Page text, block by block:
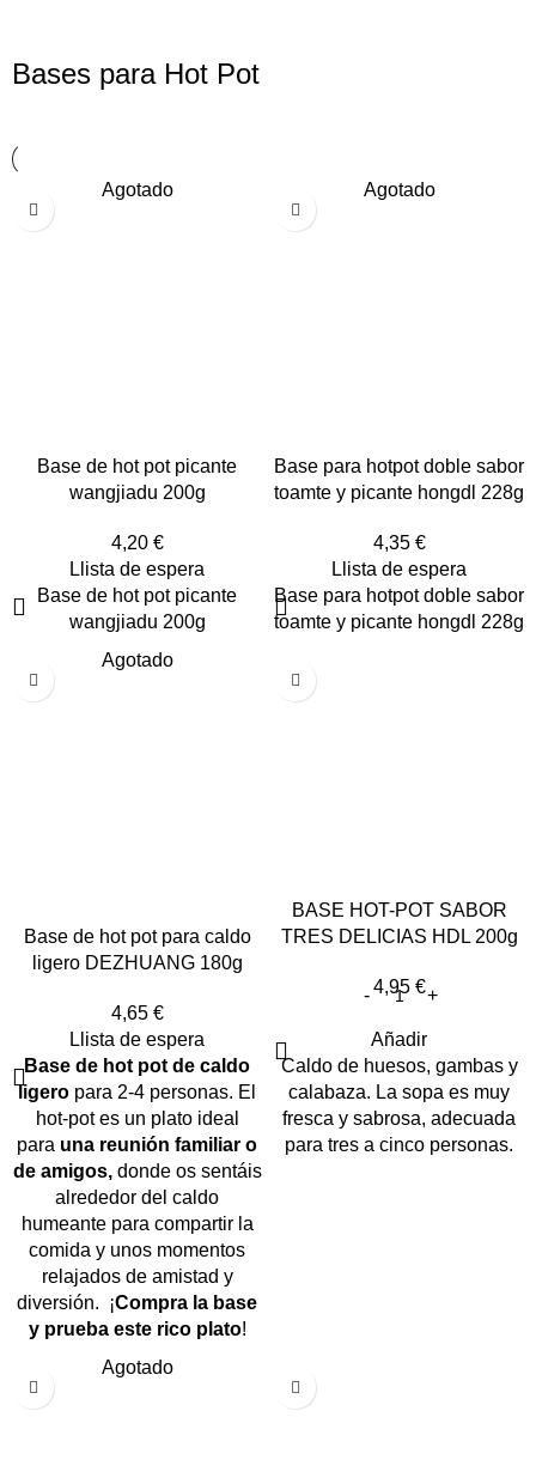
Bases para Hot Pot
Agotado
Base de hot pot picante
wangjiadu 200g
4,20 €
Llista de espera
Base de hot pot picante
wangjiadu 200g
Agotado
Base para hotpot doble sabor
toamte y picante hongdl 228g
4,35 €
Llista de espera
Base para hotpot doble sabor
toamte y picante hongdl 228g
Agotado
Base de hot pot para caldo
ligero DEZHUANG 180g
4,65 €
Llista de espera
Base de hot pot de caldo
ligero para 2-4 personas. El
hot-pot es un plato ideal
para una reunión familiar o
de amigos,donde os sentáis
alrededor del caldo
humeante para compartir la
comida y unos momentos
relajados de amistad y
diversión. ¡Compra la base
y prueba este rico plato!
BASE HOT-POT SABOR
TRES DELICIAS HDL 200g
4,95 €
Añadir
Caldo de huesos, gambas y
calabaza. La sopa es muy
fresca y sabrosa, adecuada
para tres a cinco personas.
Agotado